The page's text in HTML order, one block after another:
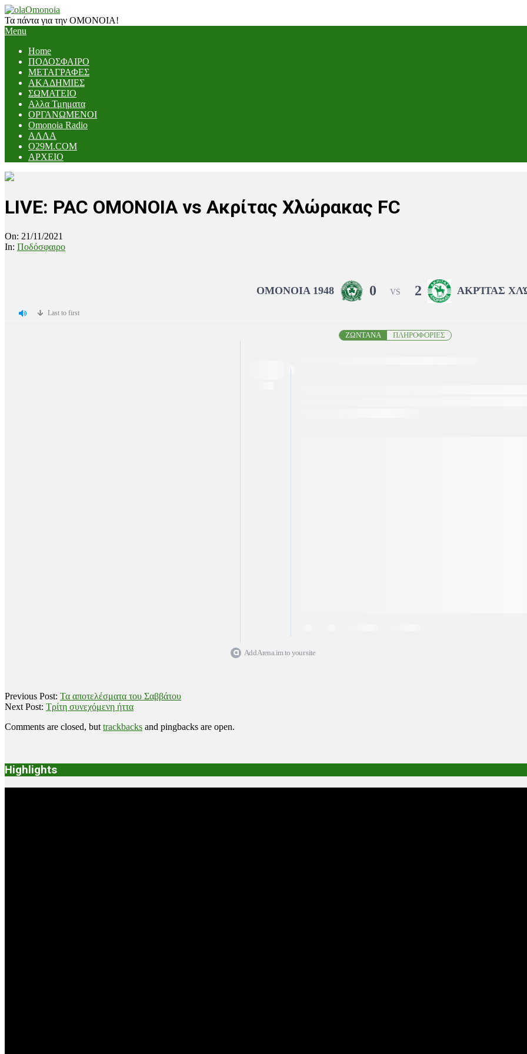
Skip
to
content
Τα πάντα για την ΟΜΟΝΟΙΑ!
Primary
Menu
Menu
Home
ΠΟΔΟΣΦΑΙΡΟ
ΜΕΤΑΓΡΑΦΕΣ
ΑΚΑΔΗΜΙΕΣ
ΣΩΜΑΤΕΙΟ
Αλλα Τμηματα
ΟΡΓΑΝΩΜΕΝΟΙ
Omonoia Radio
ΑΛΛΑ
O29M.COM
ΑΡΧΕΙΟ
LIVE: PAC OMONOIA vs Ακρίτας Χλώρακας FC
On: 21/11/2021
In: Ποδόσφαιρο
ΟΜΟΝΟΙΑ 1948 0 VS 2 ΑΚΡΊΤΑΣ
Last to first
ΖΩΝΤΑΝΑ ΠΛΗΡΟΦΟΡΙΕΣ
Add Arena.im to your site
2021-
11-
Previous Post: Τα αποτελέσματα του Σαββάτου
Next Post: Τρίτη συνεχόμενη ήττα
Comments are closed, but trackbacks and pingbacks are open.
Highlights